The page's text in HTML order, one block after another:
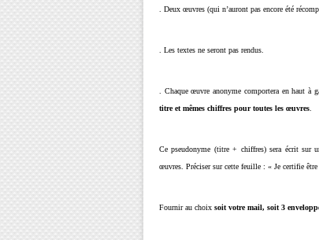
. Deux œuvres (qui n’auront pas encore été
. Les textes ne seront pas rendus.
. Chaque œuvre anonyme comportera en haut à
titre et mêmes chiffres pour toutes les œuvres.
Ce pseudonyme (titre + chiffres) sera écrit sur
œuvres. Préciser sur cette feuille : « Je certifie être
Fournir au choix soit votre mail, soit 3